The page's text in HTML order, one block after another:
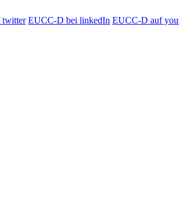
twitter EUCC-D bei linkedIn EUCC-D auf